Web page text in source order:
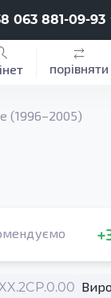
063 881-09-93
порівняти
(1996–2005)